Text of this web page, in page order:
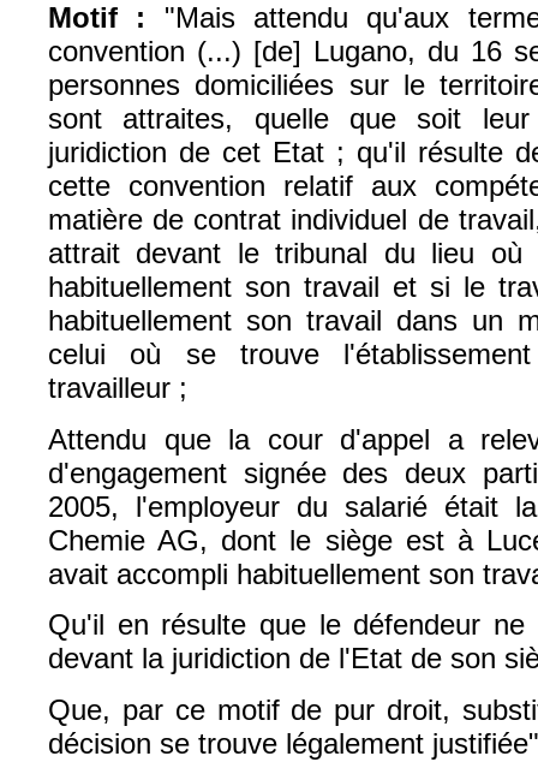
Motif : "Mais attendu qu'aux
convention (...) [de] Lugano, du 16
personnes domiciliées sur le
sont attraites, quelle que soit
juridiction de cet Etat ; qu'il résulte
cette convention relatif aux
matière de contrat individuel de
attrait devant le tribunal du lieu où
habituellement son travail et si le
habituellement son travail dans un
celui où se trouve
travailleur ;
Attendu que la cour d'appel a
d'engagement signée des deux
2005, l'employeur du salarié était
Chemie AG, dont le siège est à
avait accompli habituellement son
Qu'il en résulte que le défendeur
devant la juridiction de l'Etat de son
Que, par ce motif de pur droit,
décision se trouve légalement